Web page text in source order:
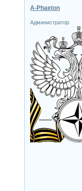
A-Phaeton
Администратор